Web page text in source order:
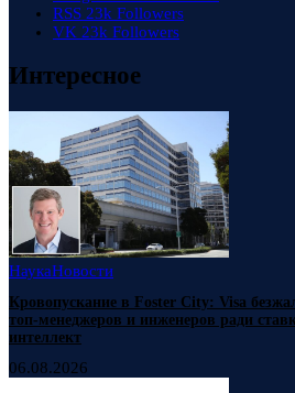
RSS 23k Followers
VK 23k Followers
Интересное
НаукаНовости
Кровопускание в Foster City: Visa
топ-менеджеров и инженеров ради
интеллект
06.08.2026